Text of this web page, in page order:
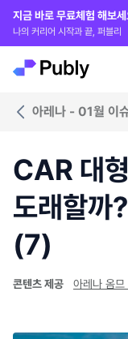
지금 바로 무료체험 해보
나의 커리어 시작과 끝, 퍼블리
아레나 - 01월 이
CAR 대
도래할
(7)
콘텐츠 제공 아레나 옴므